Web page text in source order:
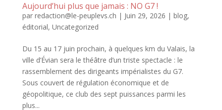
Aujourd’hui plus que jamais : NO G7 !
par redaction@le-peuplevs.ch | Juin 29, 2026 | blog,
éditorial, Uncategorized
Du 15 au 17 juin prochain, à quelques km du Valais, la
ville d’Évian sera le théâtre d’un triste spectacle : le
rassemblement des dirigeants impérialistes du G7.
Sous couvert de régulation économique et de
géopolitique, ce club des sept puissances parmi les
plus...